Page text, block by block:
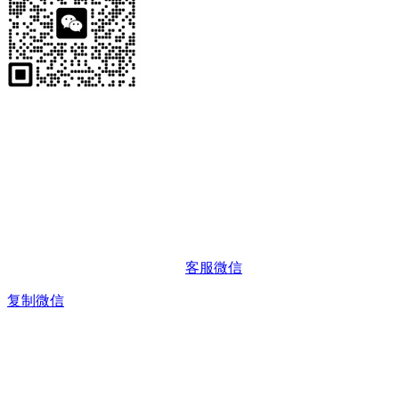
客服微信
复制微信